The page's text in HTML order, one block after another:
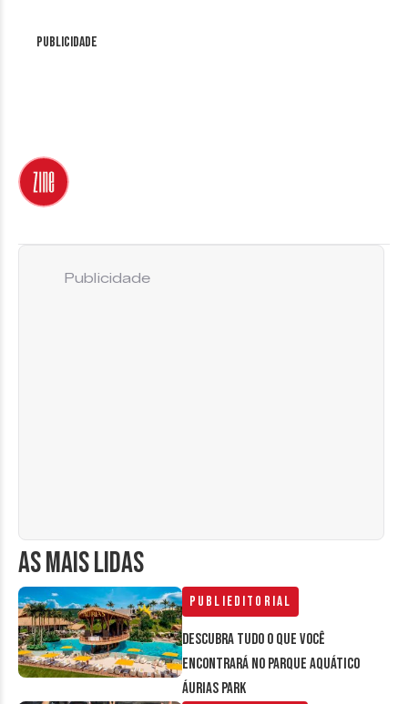
Publicidade
AS MAIS LIDAS
Publieditorial
Descubra tudo o que você
encontrará no parque aquático
Áurias Park
Publicidade